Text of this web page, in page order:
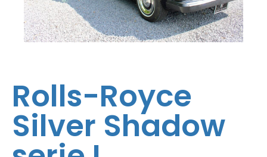
Rolls-Royce
Silver Shadow